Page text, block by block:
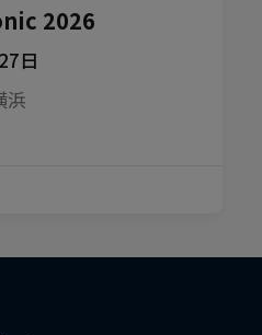
2026
日
浜